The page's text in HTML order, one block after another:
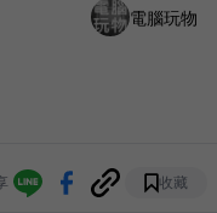
電腦玩物
收藏